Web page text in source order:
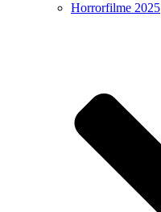
Horrorfilme 2025